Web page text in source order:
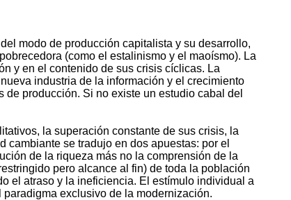
modo de producción capitalista y su desarrollo,
(como el estalinismo y el maoísmo). La
y en el contenido de sus crisis cíclicas. La
industria de la información y el crecimiento
producción. Si no existe un estudio cabal del
la superación constante de sus crisis, la
se tradujo en dos apuestas: por el
de la riqueza más no la comprensión de la
pero alcance al fin) de toda la población
el atraso y la ineficiencia. El estímulo individual a
exclusivo de la modernización.